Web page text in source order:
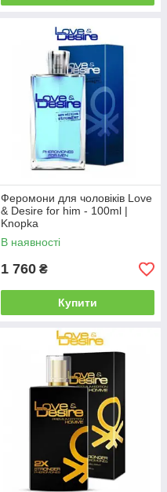
Феромони для чоловіків Love
& Desire for him - 100ml |
Knopka
В наявності
1 760 ₴
Купити